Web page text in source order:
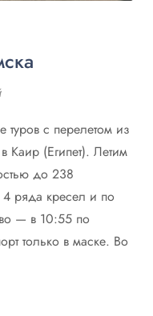
туров с перелетом из
Каир (Египет). Летим
до 238
ряда кресел и по
— в 10:55 по
только в маске. Во